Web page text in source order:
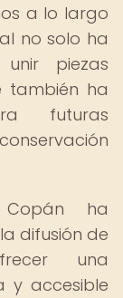
a lo largo
no solo ha
piezas
también ha
futuras
ha
difusión de
una
y accesible